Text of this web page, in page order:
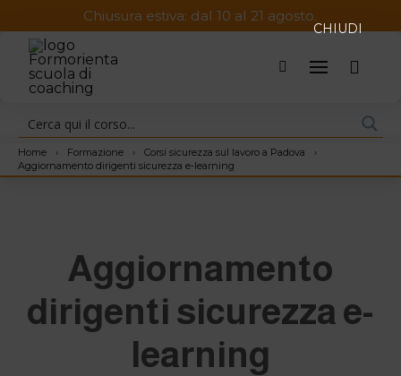
Chiusura estiva: dal 10 al 21 agosto.
Home › Formazione › Corsi sicurezza sul lavoro a Padova
›
Aggiornamento dirigenti sicurezza e-learning
Aggiornamento
dirigenti sicurezza e-
learning
CHIUDI